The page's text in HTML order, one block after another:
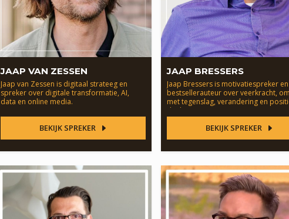
JAAP VAN ZESSEN
Jaap van Zessen is digitaal strateeg en
spreker over digitale transformatie, AI,
data en online media.
BEKIJK SPREKER
JAAP BRESSERS
Jaap Bressers is motivatiespreker en
bestsellerauteur over veerkracht,
met tegenslag, verandering en
denken.
BEKIJK SPREKER